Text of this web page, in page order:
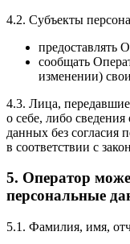
4.2. Субъекты
предоставлять
сообщать
изменении)
4.3. Лица,
о себе, либо
данных без согласия
в соответствии с
5. Оператор
персональные
5.1. Фамилия, имя,